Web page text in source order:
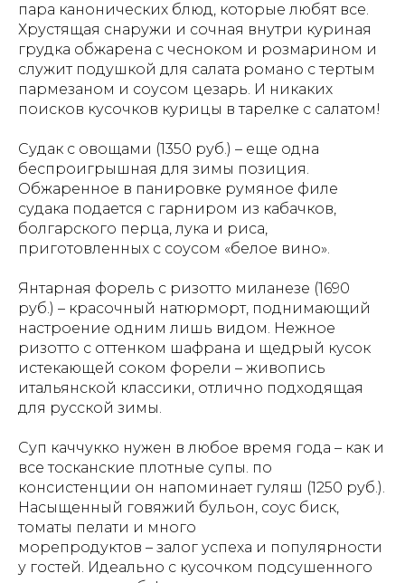
пара канонических блюд, которые любят все.
Хрустящая снаружи и сочная внутри куриная
грудка обжарена с чесноком и розмарином и
служит подушкой для салата романо с тертым
пармезаном и соусом цезарь. И никаких
поисков кусочков курицы в тарелке с салатом!
Судак с овощами (1350 руб.) – еще одна
беспроигрышная для зимы позиция.
Обжаренное в панировке румяное филе
судака подается с гарниром из кабачков,
болгарского перца, лука и риса,
приготовленных с соусом «белое вино».
Янтарная форель с ризотто миланезе (1690
руб.) – красочный натюрморт, поднимающий
настроение одним лишь видом. Нежное
ризотто с оттенком шафрана и щедрый кусок
истекающей соком форели – живопись
итальянской классики, отлично подходящая
для русской зимы.
Суп каччукко нужен в любое время года – как и
все тосканские плотные супы. по
консистенции он напоминает гуляш (1250 руб.).
Насыщенный говяжий бульон, соус биск,
томаты пелати и много
морепродуктов – залог успеха и популярности
у гостей. Идеально с кусочком подсушенного